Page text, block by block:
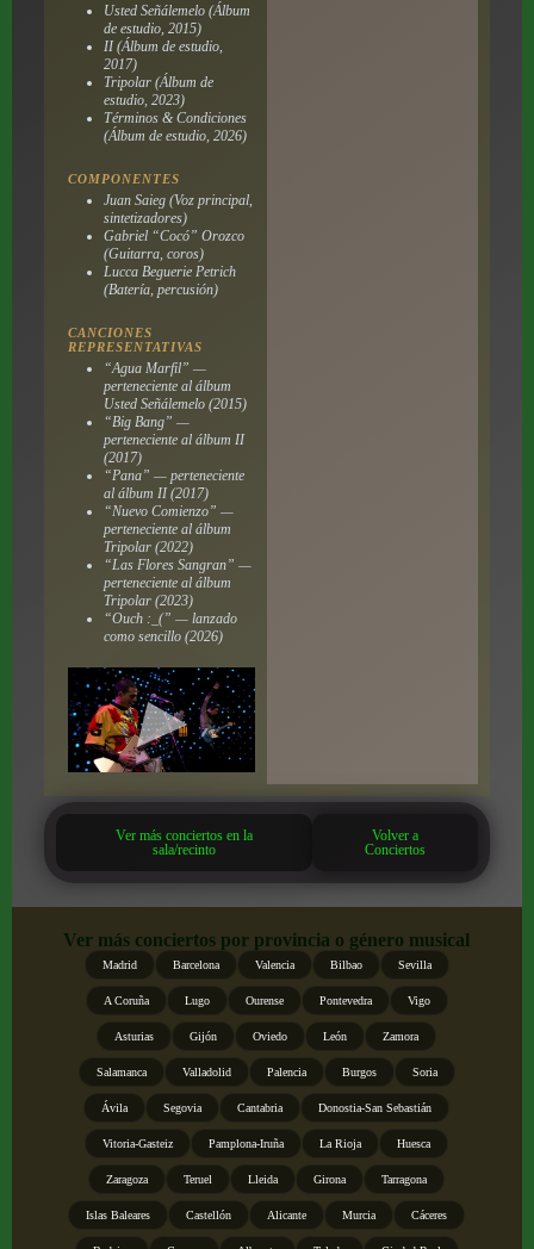
Usted Señálemelo(Álbum
de estudio, 2015)
II(Álbum de estudio,
2017)
Tripolar(Álbum de
estudio, 2023)
Términos & Condiciones
(Álbum de estudio, 2026)
COMPONENTES
Juan Saieg (Voz principal,
sintetizadores)
Gabriel “Cocó” Orozco
(Guitarra, coros)
Lucca Beguerie Petrich
(Batería, percusión)
CANCIONES
REPRESENTATIVAS
“Agua Marfil” —
perteneciente al álbum
Usted Señálemelo(2015)
“Big Bang” —
perteneciente al álbum II
(2017)
“Pana” — perteneciente
al álbum II(2017)
“Nuevo Comienzo” —
perteneciente al álbum
Tripolar(2022)
“Las Flores Sangran” —
perteneciente al álbum
Tripolar(2023)
“Ouch :_(” — lanzado
como sencillo (2026)
Ver más conciertos en la
sala/recinto
Volver a
Conciertos
Ver más conciertos por provincia o género musical
Madrid Barcelona Valencia Bilbao Sevilla
A Coruña Lugo Ourense Pontevedra Vigo
Asturias Gijón Oviedo León Zamora
Salamanca Valladolid Palencia Burgos Soria
Ávila Segovia Cantabria Donostia-San Sebastián
Vitoria-Gasteiz Pamplona-Iruña La Rioja Huesca
Zaragoza Teruel Lleida Girona Tarragona
Islas Baleares Castellón Alicante Murcia Cáceres